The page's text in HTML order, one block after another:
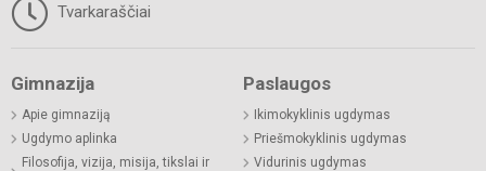
Tvarkaraščiai
Gimnazija
Apie gimnaziją
Ugdymo aplinka
Filosofija, vizija, misija, tikslai ir
Paslaugos
Ikimokyklinis ugdymas
Priešmokyklinis ugdymas
Vidurinis ugdymas